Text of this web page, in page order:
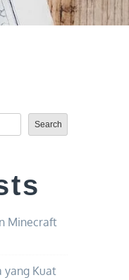
Search
Minecraft
yang Kuat